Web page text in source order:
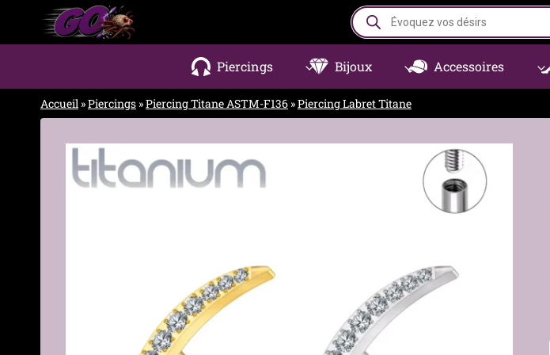
contenu
Recherche
de
produits
Piercings Bijoux Accessoires
Accueil »Piercings »Piercing Titane ASTM-F136 »Piercing Labret Titane